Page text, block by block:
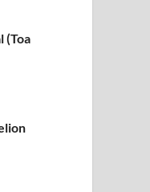
(Toa